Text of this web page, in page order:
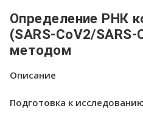
Определение РНК
(SARS-CoV2/
методом
Описание
Подготовка к